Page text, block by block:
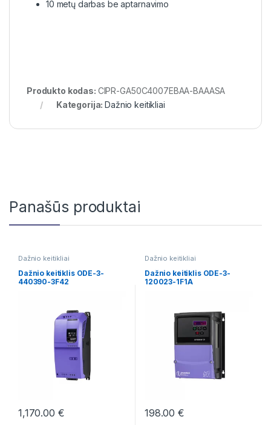
10 metų darbas be aptarnavimo
Produkto kodas: CIPR-GA50C4007EBAA-BAAASA
Kategorija:Dažnio keitikliai
Panašūs produktai
Dažnio keitikliai
Dažnio keitiklis ODE-3-
440390-3F42
1,170.00 €
Dažnio keitikliai
Dažnio keitiklis ODE-3-
120023-1F1A
198.00€